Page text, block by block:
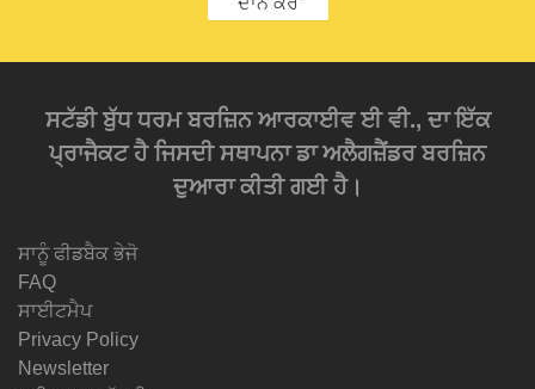
ਸਟੱਡੀ ਬੁੱਧ ਧਰਮ ਬਰਜ਼ਿਨ ਆਰਕਾਈਵ ਈ ਵੀ., ਦਾ ਇੱਕ
ਪ੍ਰਾਜੈਕਟ ਹੈ ਜਿਸਦੀ ਸਥਾਪਨਾ ਡਾ ਅਲੈਗਜ਼ੈਂਡਰ ਬਰਜ਼ਿਨ
ਦੁਆਰਾ ਕੀਤੀ ਗਈ ਹੈ।
ਸਾਨੂੰ ਫੀਡਬੈਕ ਭੇਜੋ
FAQ
ਸਾਈਟਮੈਪ
Privacy Policy
Newsletter